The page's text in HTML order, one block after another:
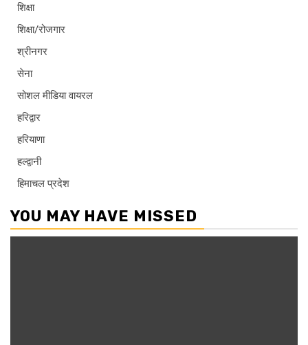
शिक्षा
शिक्षा/रोजगार
श्रीनगर
सेना
सोशल मीडिया वायरल
हरिद्वार
हरियाणा
हल्द्वानी
हिमाचल प्रदेश
YOU MAY HAVE MISSED